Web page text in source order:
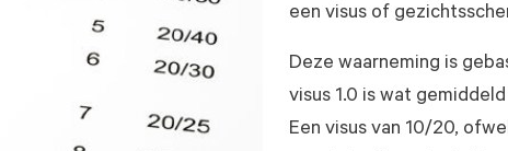
een visus of
Deze waarneming is
visus 1.0 is wat
Een visus van 10/20,